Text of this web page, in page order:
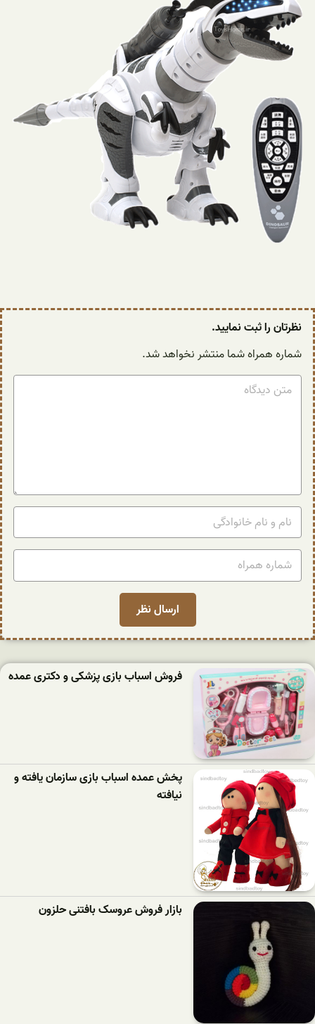
نظرتان را ثبت نمایید.
شماره همراه شما منتشر نخواهد شد.
فروش اسباب بازی پزشکی و دکتری عمده
پخش عمده اسباب بازی سازمان یافته و
نیافته
بازار فروش عروسک بافتنی حلزون